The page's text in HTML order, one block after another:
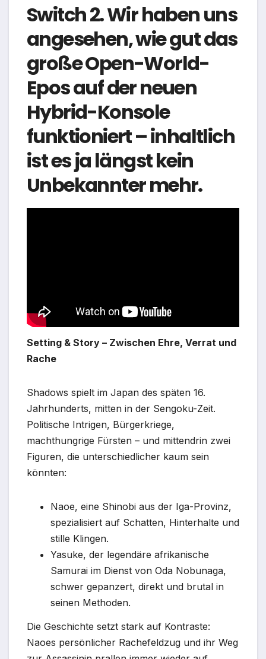
Switch 2. Wir haben uns
angesehen, wie gut das
große Open-World-
Epos auf der neuen
Hybrid-Konsole
funktioniert – inhaltlich
ist es ja längst kein
Unbekannter mehr.
Setting & Story – Zwischen Ehre, Verrat und
Rache
Shadows spielt im Japan des späten 16.
Jahrhunderts, mitten in der Sengoku-Zeit.
Politische Intrigen, Bürgerkriege,
machthungrige Fürsten – und mittendrin zwei
Figuren, die unterschiedlicher kaum sein
könnten:
Naoe, eine Shinobi aus der Iga-Provinz,
spezialisiert auf Schatten, Hinterhalte und
stille Klingen.
Yasuke, der legendäre afrikanische
Samurai im Dienst von Oda Nobunaga,
schwer gepanzert, direkt und brutal in
seinen Methoden.
Die Geschichte setzt stark auf Kontraste:
Naoes persönlicher Rachefeldzug und ihr Weg